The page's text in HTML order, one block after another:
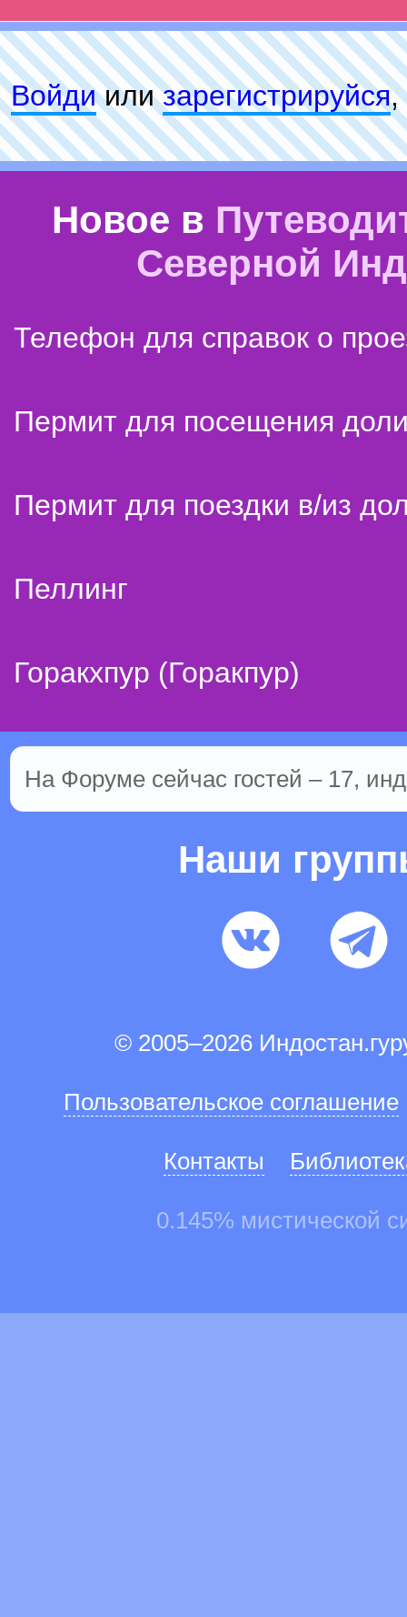
Войдиилизарeгиcтpируйся,
Новое в
Северной
Телефон для справок о
Пермит для посещения
Пермит для поездки в/из
Пеллинг
Горакхпур (Горакпур)
На Форуме сейчас гостей – 17,
Наши
© 2005–2026
Пользовательское соглашение
Контакты
0.145% мистической